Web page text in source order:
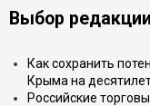
Выбор редакции
Как сохранить
Крыма на
Российские